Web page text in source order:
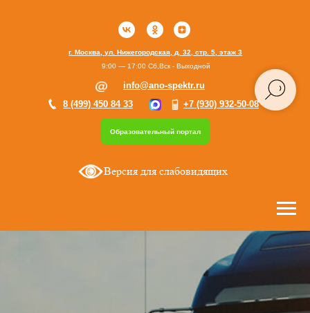
Образовательный портал
г. Москва, ул. Нижегородская, д. 32, стр. 5, этаж 3
+7 (930) 932-50-08
8 (499) 450 84 33
info@ano-spektr.ru
9:00 — 17:00 Сб,Вск - Выходной
Версия для слабовидящих